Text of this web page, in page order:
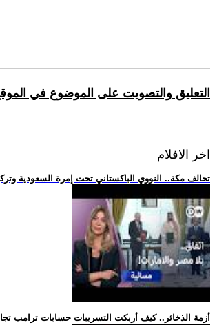
التعليق والتصويت على الموضوع في
اخر الافلام
.. تحالف مكة.. النووي الباكستاني تحت إمرة السعودية
.. أزمة الذخائر.. كيف أربكت التسريبات حسابات ترامب